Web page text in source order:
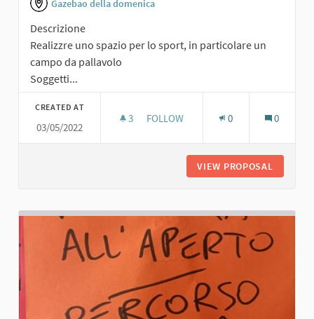
Gazebao della domenica
Descrizione
Realizzre uno spazio per lo sport, in particolare un
campo da pallavolo
Soggetti...
CREATED AT
03/05/2022
3 3 FOLLOWERS
FOLLOW 0 0
VIEW PROPOSAL